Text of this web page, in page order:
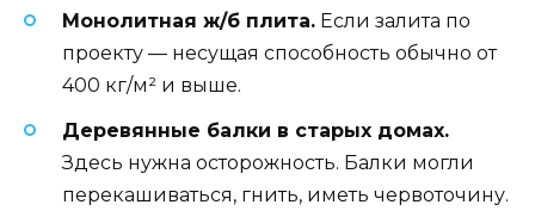
Монолитная ж/б плита. Если залита по
проекту — несущая способность обычно от
400 кг/м² и выше.
Деревянные балки в старых домах.
Здесь нужна осторожность. Балки могли
перекашиваться, гнить, иметь червоточину.